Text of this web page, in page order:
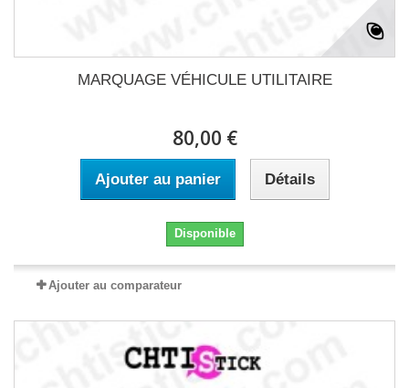
MARQUAGE VÉHICULE UTILITAIRE
80,00 €
Ajouter au panier Détails
Disponible
Ajouter au comparateur